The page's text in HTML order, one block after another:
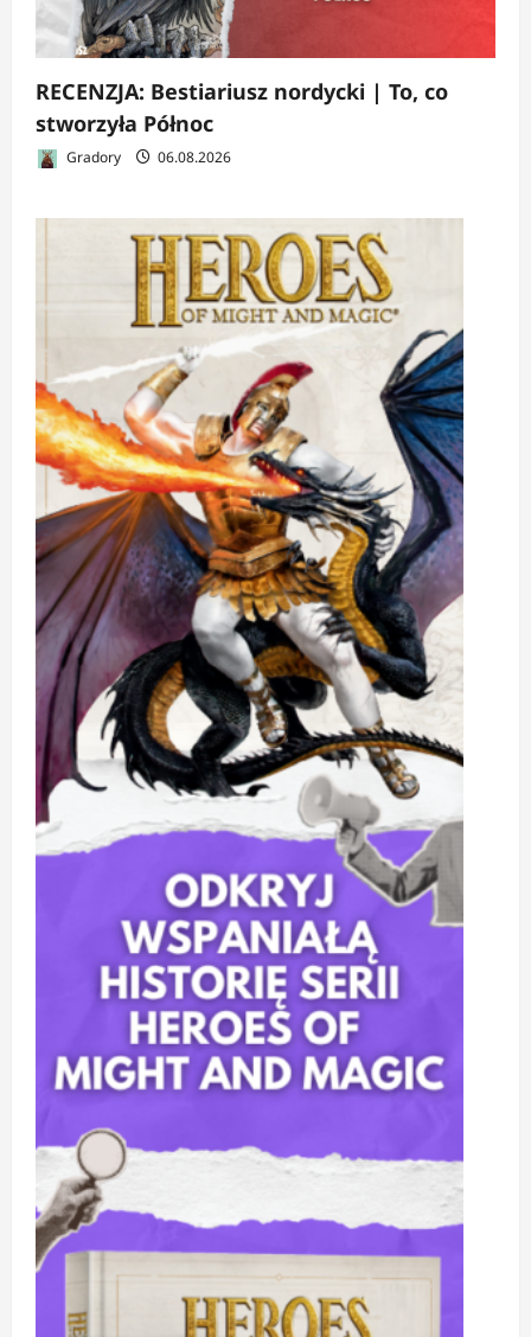
RECENZJA: Bestiariusz nordycki | To, co
stworzyła Północ
Gradory 06.08.2026